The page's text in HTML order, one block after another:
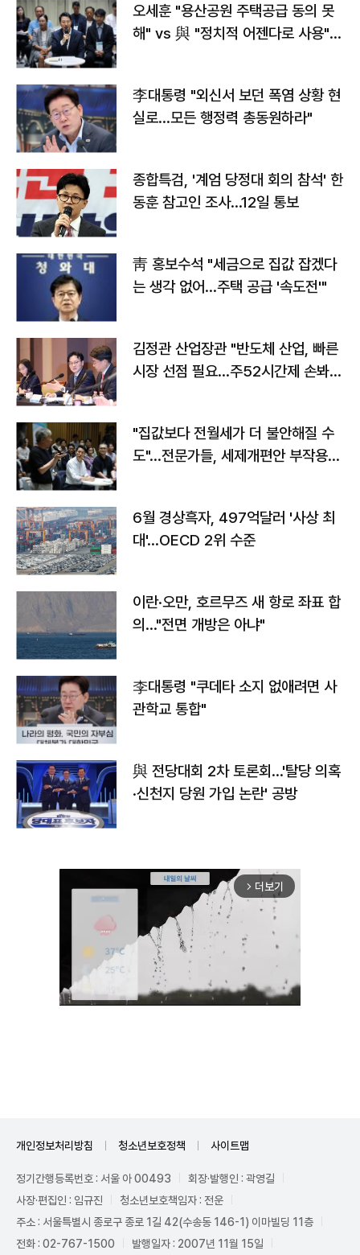
오세훈 "용산공원 주택공급 동의 못
해" vs 與 "정치적 어젠다로 사용"
李대통령 "외신서 보던 폭염 상황 현
실로…모든 행정력 총동원하라"
종합특검, '계엄 당정대 회의 참석' 한
동훈 참고인 조사...12일 통보
靑 홍보수석 "세금으로 집값 잡겠다
는 생각 없어…주택 공급 '속도전'"
김정관 산업장관 "반도체 산업, 빠른
시장 선점 필요…주52시간제 손봐
"집값보다 전월세가 더 불안해질 수
도"…전문가들, 세제개편안 부작용
6월 경상흑자, 497억달러 '사상 최
대'…OECD 2위 수준
이란·오만, 호르무즈 새 항로 좌표 합
의…"전면 개방은 아냐"
李대통령 "쿠데타 소지 없애려면 사
관학교 통합"
與 전당대회 2차 토론회…'탈당 의혹
·신천지 당원 가입 논란' 공방
arrow_forward_ios 더보기
개인정보처리방침 청소년보호정책 사이트맵
정기간행등록번호 : 서울 아 00493
회장·발행인 : 곽영길
사장·편집인 : 임규진
청소년보호책임자 : 전운
주소 : 서울특별시 종로구 종로 1길 42(수송동 146-1) 이마빌딩 11층
전화 : 02-767-1500
발행일자 : 2007년 11월 15일